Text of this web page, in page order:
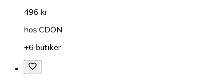
496 kr
hos CDON
+6 butiker